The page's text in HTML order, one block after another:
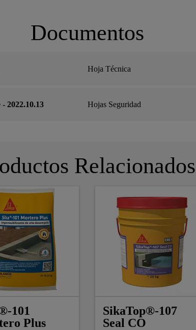
Documentos
Hoja Técnica
2022.10.13 Hojas Seguridad
Relacionados
101
Plus
SikaTop®-107
Seal CO